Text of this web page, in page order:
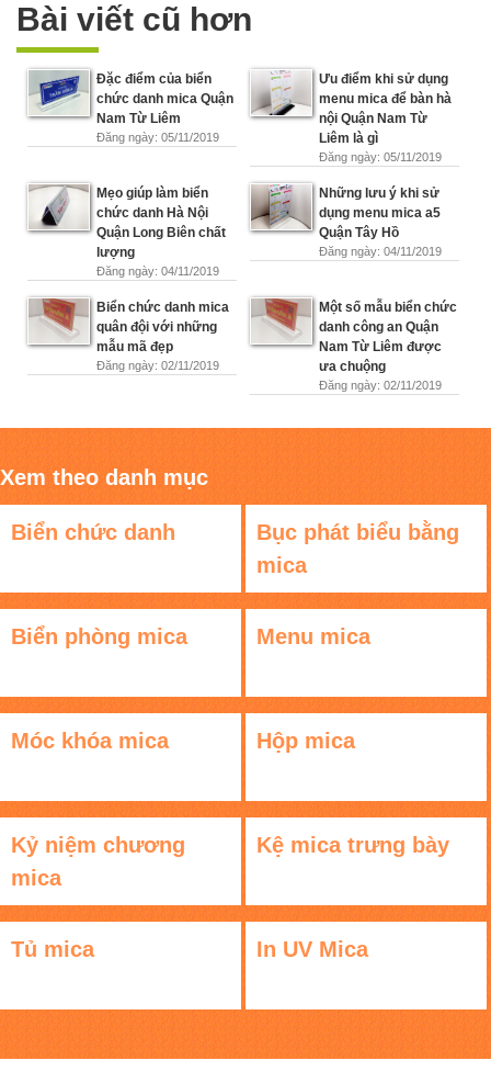
Bài viết cũ hơn
Đặc điểm của biển
chức danh mica Quận
Nam Từ Liêm
Đăng ngày: 05/11/2019
Ưu điểm khi sử dụng
menu mica để bàn hà
nội Quận Nam Từ
Liêm là gì
Đăng ngày: 05/11/2019
Mẹo giúp làm biển
chức danh Hà Nội
Quận Long Biên chất
lượng
Đăng ngày: 04/11/2019
Những lưu ý khi sử
dụng menu mica a5
Quận Tây Hồ
Đăng ngày: 04/11/2019
Biển chức danh mica
quân đội với những
mẫu mã đẹp
Đăng ngày: 02/11/2019
Một số mẫu biển chức
danh công an Quận
Nam Từ Liêm được
ưa chuộng
Đăng ngày: 02/11/2019
Xem theo danh mục
Biển chức danh
Bục phát biểu bằng
mica
Biển phòng mica Menu mica
Móc khóa mica Hộp mica
Kỷ niệm chương
mica
Kệ mica trưng bày
Tủ mica In UV Mica